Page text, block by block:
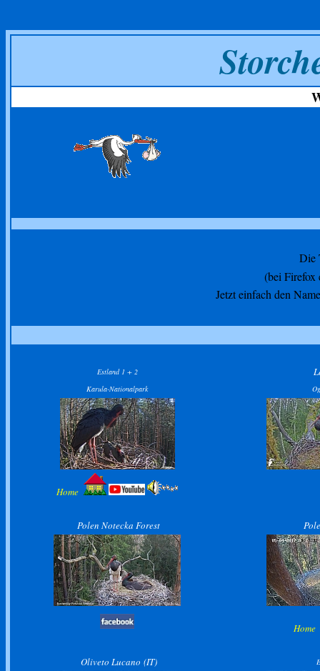
Die
(bei Firefox
Jetzt einfach den
Estland 1 + 2
Karula-Nationalpark
Home
Polen Notecka Forest
Home
Oliveto Lucano (IT)